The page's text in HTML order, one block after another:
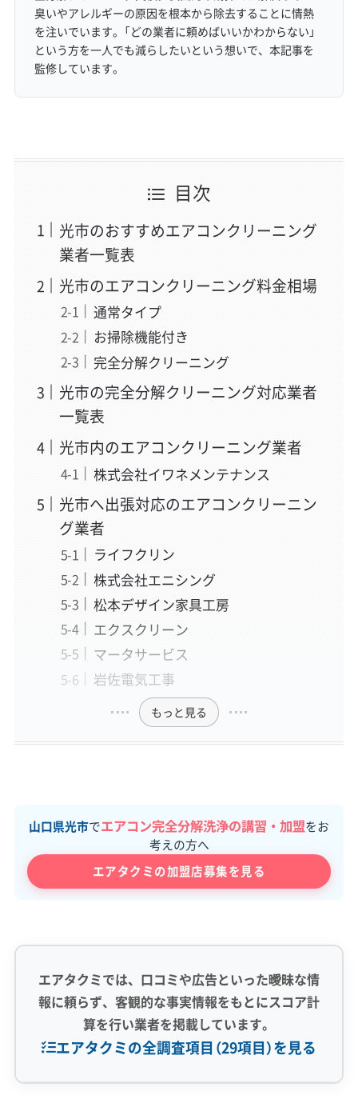
臭いやアレルギーの原因を根本から除去することに情熱
を注いでいます。「どの業者に頼めばいいかわからない」
という方を一人でも減らしたいという想いで、本記事を
監修しています。
目次
光市のおすすめエアコンクリーニング
業者一覧表
光市のエアコンクリーニング料金相場
通常タイプ
お掃除機能付き
完全分解クリーニング
光市の完全分解クリーニング対応業者
一覧表
光市内のエアコンクリーニング業者
株式会社イワネメンテナンス
光市へ出張対応のエアコンクリーニン
グ業者
ライフクリン
株式会社エニシング
松本デザイン家具工房
エクスクリーン
マータサービス
岩佐電気工事
もっと見る
山口県光市でエアコン完全分解洗浄の講習・加盟をお
考えの方へ
エアタクミの加盟店募集を見る
エアタクミでは、口コミや広告といった曖昧な情
報に頼らず、客観的な事実情報をもとにスコア計
算を行い業者を掲載しています。
エアタクミの全調査項目（29項目）を見る